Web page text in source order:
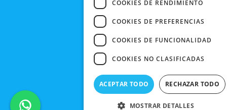
COOKIES DE RENDIMIENTO
COOKIES DE PREFERENCIAS
COOKIES DE FUNCIONALIDAD
COOKIES NO CLASIFICADAS
ACEPTAR TODO RECHAZAR TODO
MOSTRAR DETALLES